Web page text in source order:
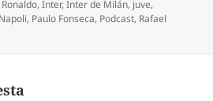
,Inter,Inter de Milán, juve,
Napoli, Paulo Fonseca, Podcast, Rafael